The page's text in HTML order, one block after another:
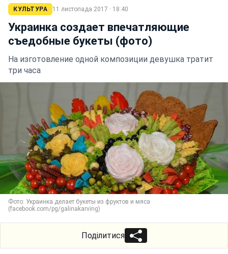
КУЛЬТУРА 11 листопада 2017 · 18:40
Украинка создает впечатляющие
съедобные букеты (фото)
На изготовление одной композиции девушка тратит
три часа
Фото: Украинка делает букеты из фруктов и мяса
(facebook.com/pg/galinakarving)
Поділитися